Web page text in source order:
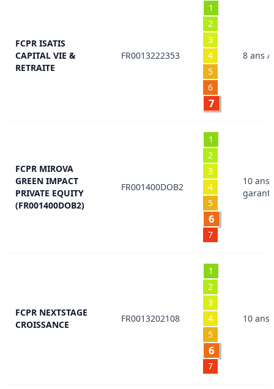
FCPR ISATIS
CAPITAL VIE &
RETRAITE
FR0013222353
1
2
3
4
5
6
7
8 ans /
FCPR MIROVA
GREEN IMPACT
PRIVATE EQUITY
(FR001400DOB2)
FR001400DOB2
1
2
3
4
5
6
7
10 ans
garanti
FCPR NEXTSTAGE
CROISSANCE
FR0013202108
1
2
3
4
5
6
7
10 ans